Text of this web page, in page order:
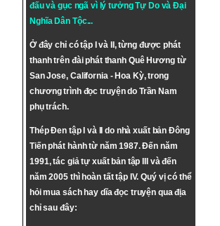
đấu và gục ngã vì lý tưởngTự DovàĐại
Nghĩa Dân Tộc...
Ở đây chỉ có tập I và II, từng được phát
thanh trên đài phát thanh Quê Hương từ
San Jose, California - Hoa Kỳ, trong
chương trình đọc truyện do Trần Nam
phụ trách.
Thép Đen tập I và II do nhà xuất bản Đông
Tiến phát hành từ năm 1987. Đến năm
1991, tác giả tự xuất bản tập III và đến
năm 2005 thì hoàn tất tập IV. Quý vị có thể
hỏi mua sách hay dĩa đọc truyện qua địa
chỉ sau đây: